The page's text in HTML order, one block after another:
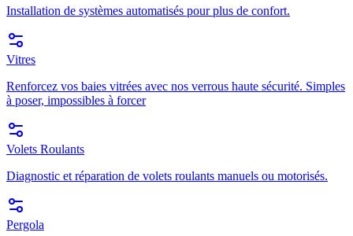
Installation de systèmes automatisés pour plus de confort.
Vitres
Renforcez vos baies vitrées avec nos verrous haute sécurité. Simples
à poser, impossibles à forcer
Volets Roulants
Diagnostic et réparation de volets roulants manuels ou motorisés.
Pergola